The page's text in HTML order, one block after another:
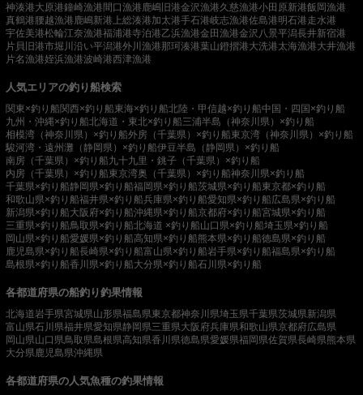
神湊港大原港鐘崎漁港間口漁港 鹿嶋旧港金沢漁港久慈漁港小田原新港飯岡漁港
真鶴港腰越漁港 鹿嶋新港 上総湊港加太港手石港岐志漁港佐島港明石港走水港
宇佐美港松輪江奈漁港福浦港寺泊港乙浜漁港金田漁港金沢八景平潟長井新宿港
片貝旧港市堀川沿い平潟港外川漁港那珂湊港葉山鐙摺港大洗港太海漁港大井漁港
片名漁港姪浜漁港波崎港西津漁港
人気エリアの釣り船検索
関東×釣り船関西×釣り船東海×釣り船北陸・甲信越×釣り船中国・四国×釣り船
九州・沖縄×釣り船北海道・東北×釣り船三浦半島（神奈川県）×釣り船
相模湾（神奈川県）×釣り船外房（千葉県）×釣り船東京湾（神奈川県）×釣り船
駿河湾・遠州灘（静岡県）×釣り船伊豆半島（静岡県）×釣り船
南房（千葉県）×釣り船九十九里・銚子（千葉県）×釣り船
内房（千葉県）×釣り船東京湾奥（千葉県）×釣り船神奈川県×釣り船
千葉県×釣り船静岡県×釣り船福岡県×釣り船茨城県×釣り船東京都×釣り船
和歌山県×釣り船福井県×釣り船兵庫県×釣り船愛知県×釣り船広島県×釣り船
新潟県×釣り船大阪府×釣り船沖縄県×釣り船京都府×釣り船宮城県×釣り船
三重県×釣り船鳥取県×釣り船北海道 ×釣り船山口県×釣り船埼玉県×釣り船
岡山県×釣り船愛媛県×釣り船高知県×釣り船熊本県×釣り船徳島県×釣り船
鹿児島県×釣り船長崎県×釣り船富山県×釣り船岩手県×釣り船福島県×釣り船
島根県×釣り船香川県×釣り船大分県×釣り船石川県×釣り船
各都道府県の船釣り釣果情報
北海道岩手県宮城県山形県福島県東京都神奈川県埼玉県千葉県茨城県新潟県
富山県石川県福井県愛知県静岡県三重県大阪府兵庫県和歌山県京都府広島県
岡山県山口県鳥取県島根県高知県香川県徳島県愛媛県福岡県佐賀県長崎県熊本県
大分県 鹿児島県沖縄県
各都道府県の人気魚種の釣果情報